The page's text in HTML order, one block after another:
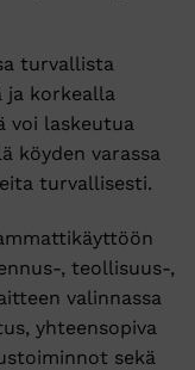
turvallista
ja korkealla
voi laskeutua
köyden varassa
turvallisesti.
, teollisuus-,
valinnassa
yhteensopiva
sekä